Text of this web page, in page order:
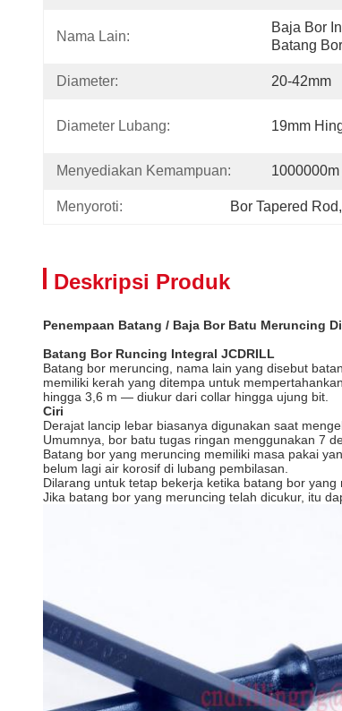
Nama Lain:
Baja Bor
Batang
Diameter: 20-42mm
Diameter Lubang: 19mm
Menyediakan Kemampuan: 1000000m
Menyoroti: Bor Tapered Rod,
Deskripsi Produk
Penempaan Batang / Baja Bor Batu Meruncing
Batang Bor Runcing Integral JCDRILL
Batang bor meruncing, nama lain yang disebut
memiliki kerah yang ditempa untuk
hingga 3,6 m — diukur dari collar hingga ujung bit.
Ciri
Derajat lancip lebar biasanya digunakan saat
Umumnya, bor batu tugas ringan menggunakan 7
Batang bor yang meruncing memiliki masa pakai
belum lagi air korosif di lubang pembilasan.
Dilarang untuk tetap bekerja ketika batang bor
Jika batang bor yang meruncing telah dicukur, itu